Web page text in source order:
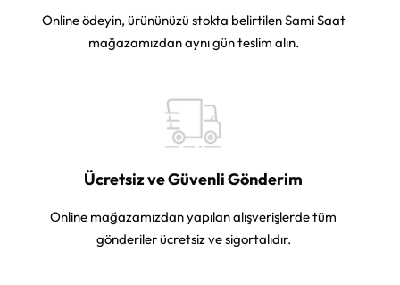
Online ödeyin, ürününüzü stokta belirtilen Sami Saat
mağazamızdan aynı gün teslim alın.
Ücretsiz ve Güvenli Gönderim
Online mağazamızdan yapılan alışverişlerde tüm
gönderiler ücretsiz ve sigortalıdır.